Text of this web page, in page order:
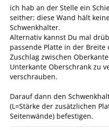
ich hab an der Stelle ein
seither: diese Wand hält
Schwenkhalter.
Alternativ kannst Du mal
passende Platte in der Breite
Zuschlag zwischen
Unterkante Oberschrank zu
verschrauben.
Darauf dann den
(L=Stärke der zusätzlichen
Seitenwände) befestigen.